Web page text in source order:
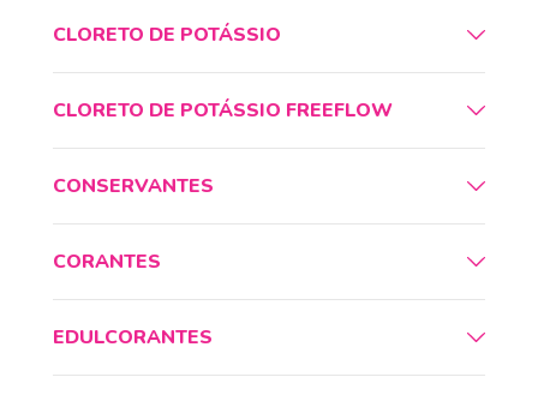
CLORETO DE POTÁSSIO
CLORETO DE POTÁSSIO FREEFLOW
CONSERVANTES
CORANTES
EDULCORANTES